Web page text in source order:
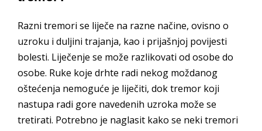
Razni tremori se liječe na razne načine, ovisno o
uzroku i duljini trajanja, kao i prijašnjoj povijesti
bolesti. Liječenje se može razlikovati od osobe do
osobe. Ruke koje drhte radi nekog moždanog
oštećenja nemoguće je liječiti, dok tremor koji
nastupa radi gore navedenih uzroka može se
tretirati. Potrebno je naglasit kako se neki tremori